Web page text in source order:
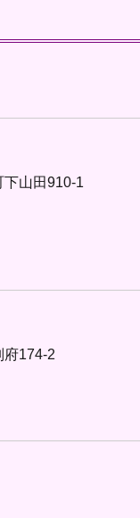
山田910-1
府174-2